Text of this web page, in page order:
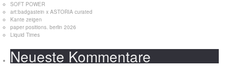
SOFT POWER
art:badgastein x ASTORIA curated
Kante zeigen
paper positions. berlin 2026
Liquid Times
Neueste Kommentare